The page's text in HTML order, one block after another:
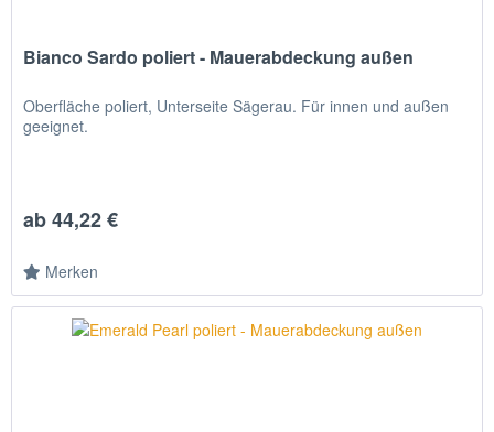
Bianco Sardo poliert - Mauerabdeckung außen
Oberfläche poliert, Unterseite Sägerau. Für innen und außen
geeignet.
ab 44,22 €
Merken